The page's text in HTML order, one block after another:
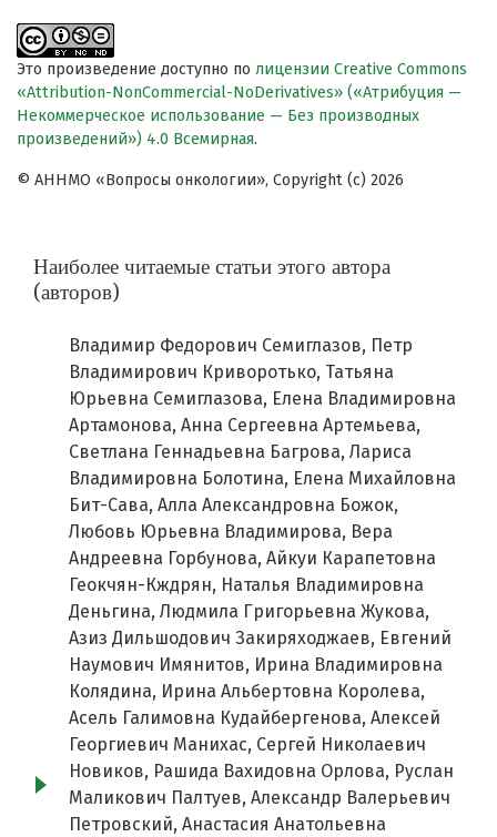
Это произведение доступно по лицензии Creative Commons
«Attribution-NonCommercial-NoDerivatives» («Атрибуция —
Некоммерческое использование — Без производных
произведений») 4.0 Всемирная.
© АННМО «Вопросы онкологии», Copyright (c) 2026
Наиболее читаемые статьи этого автора
(авторов)
Владимир Федорович Семиглазов, Петр
Владимирович Криворотько, Татьяна
Юрьевна Семиглазова, Елена Владимировна
Артамонова, Анна Сергеевна Артемьева,
Светлана Геннадьевна Багрова, Лариса
Владимировна Болотина, Елена Михайловна
Бит-Сава, Алла Александровна Божок,
Любовь Юрьевна Владимирова, Вера
Андреевна Горбунова, Айкуи Карапетовна
Геокчян-Кждрян, Наталья Владимировна
Деньгина, Людмила Григорьевна Жукова,
Азиз Дильшодович Закиряходжаев, Евгений
Наумович Имянитов, Ирина Владимировна
Колядина, Ирина Альбертовна Королева,
Асель Галимовна Кудайбергенова, Алексей
Георгиевич Манихас, Сергей Николаевич
Новиков, Рашида Вахидовна Орлова, Руслан
Маликович Палтуев, Александр Валерьевич
Петровский, Анастасия Анатольевна